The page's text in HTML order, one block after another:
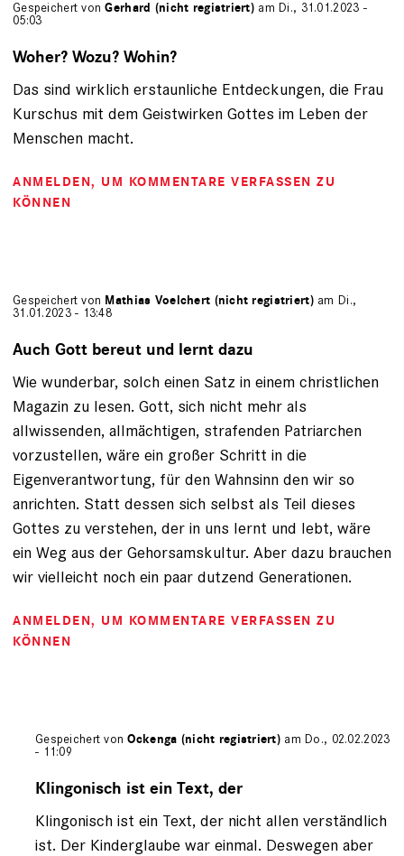
Gespeichert vonGerhard (nicht registriert) am Di., 31.01.2023 -
05:03
Woher? Wozu? Wohin?
Das sind wirklich erstaunliche Entdeckungen, die Frau
Kurschus mit dem Geistwirken Gottes im Leben der
Menschen macht.
ANMELDEN, UM KOMMENTARE VERFASSEN ZU
KÖNNEN
Gespeichert von Mathias Voelchert (nicht registriert)am Di.,
31.01.2023 - 13:48
Auch Gott bereut und lernt dazu
Wie wunderbar, solch einen Satz in einem christlichen
Magazin zu lesen. Gott, sich nicht mehr als
allwissenden, allmächtigen, strafenden Patriarchen
vorzustellen, wäre ein großer Schritt in die
Eigenverantwortung, für den Wahnsinn den wir so
anrichten. Statt dessen sich selbst als Teil dieses
Gottes zu verstehen, der in uns lernt und lebt, wäre
ein Weg aus der Gehorsamskultur. Aber dazu brauchen
wir vielleicht noch ein paar dutzend Generationen.
ANMELDEN, UM KOMMENTARE VERFASSEN ZU
KÖNNEN
Gespeichert vonOckenga (nicht registriert) am Do., 02.02.2023
- 11:09
auf
Mathias
Voelchert
Klingonisch ist ein Text, der
Klingonisch ist ein Text, der nicht allen verständlich
ist. Der Kinderglaube war einmal. Deswegen aber